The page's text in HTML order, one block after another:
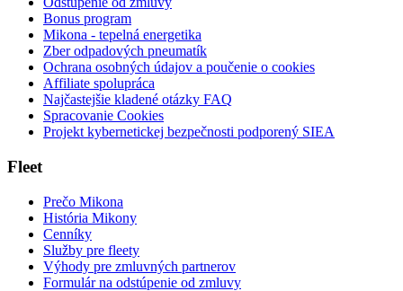
Bonus program
Mikona - tepelná energetika
Zber odpadových pneumatík
Ochrana osobných údajov a poučenie o cookies
Affiliate spolupráca
Najčastejšie kladené otázky FAQ
Spracovanie Cookies
Projekt kybernetickej bezpečnosti podporený SIEA
Fleet
Prečo Mikona
História Mikony
Cenníky
Služby pre fleety
Výhody pre zmluvných partnerov
Formulár na odstúpenie od zmluvy